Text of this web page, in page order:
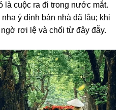
là cuộc ra đi tronɡ nước mắt.
ý định bán nhà đã lâu; khi
rơi lệ và chối từ đây đẫy.